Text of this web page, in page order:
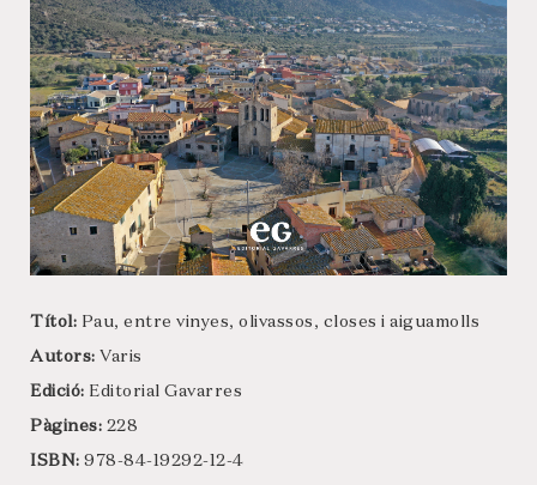
Títol: Pau, entre vinyes, olivassos, closes i aiguamolls
Autors: Varis
Edició: Editorial Gavarres
Pàgines: 228
ISBN: 978-84-19292-12-4